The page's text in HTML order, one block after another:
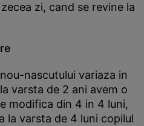
zi, cand se revine la
nascutului variaza in
varsta de 2 ani avem o
modifica din 4 in 4 luni,
la varsta de 4 luni copilul